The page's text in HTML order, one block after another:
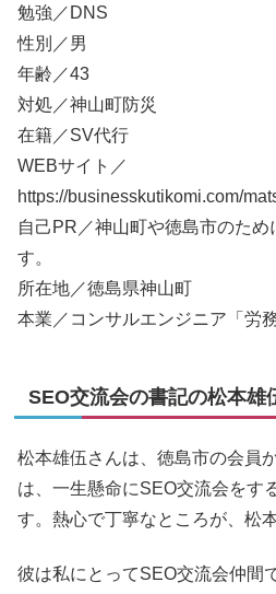
勉強／DNS
性別／男
年齢／43
対処／神山町防災
在籍／SV代行
WEBサイト／
https://businesskutikomi.com/
自己PR／神山町や徳島市のため
す。
所在地／徳島県神山町
本業／コンサルエンジニア「労務
SEO交流会の書記の松本雄
松本雄伍さんは、徳島市の会員
は、一生懸命にSEO交流会をす
す。熱心で丁寧なところが、松
彼は私にとってSEO交流会仲間